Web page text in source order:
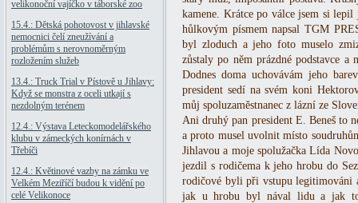
velikonoční vajíčko v táborské zoo
15.4.: Dětská pohotovost v jihlavské
nemocnici čelí zneužívání a
problémům s nerovnoměrným
rozložením služeb
13.4.: Truck Trial v Pístově u Jihlavy:
Když se monstra z oceli utkají s
nezdolným terénem
12.4.: Výstava Leteckomodelářského
klubu v zámeckých konírnách v
Třebíči
12.4.: Květinové vazby na zámku ve
Velkém Meziříčí budou k vidění po
celé Velikonoce
kamene. Krátce po válce jsem si
hůlkovým písmem napsal TGM
byl zloduch a jeho foto muselo
zůstaly po něm prázdné podstavce
Dodnes doma uchovávám jeho
president sedí na svém koni
můj spoluzaměstnanec z lázní ze
Ani druhý pan president E. Beneš to
a proto musel uvolnit místo
Jihlavou a moje spolužačka Lída
jezdil s rodičema k jeho hrobu do
rodičové byli při vstupu legitimováni
jak u hrobu byl nával lidu a jak to